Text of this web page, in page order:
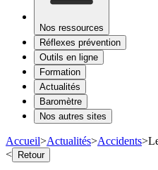
Nos ressources
Réflexes prévention
Outils en ligne
Formation
Actualités
Baromètre
Nos autres sites
Accueil>Actualités>Accidents>
< Retour